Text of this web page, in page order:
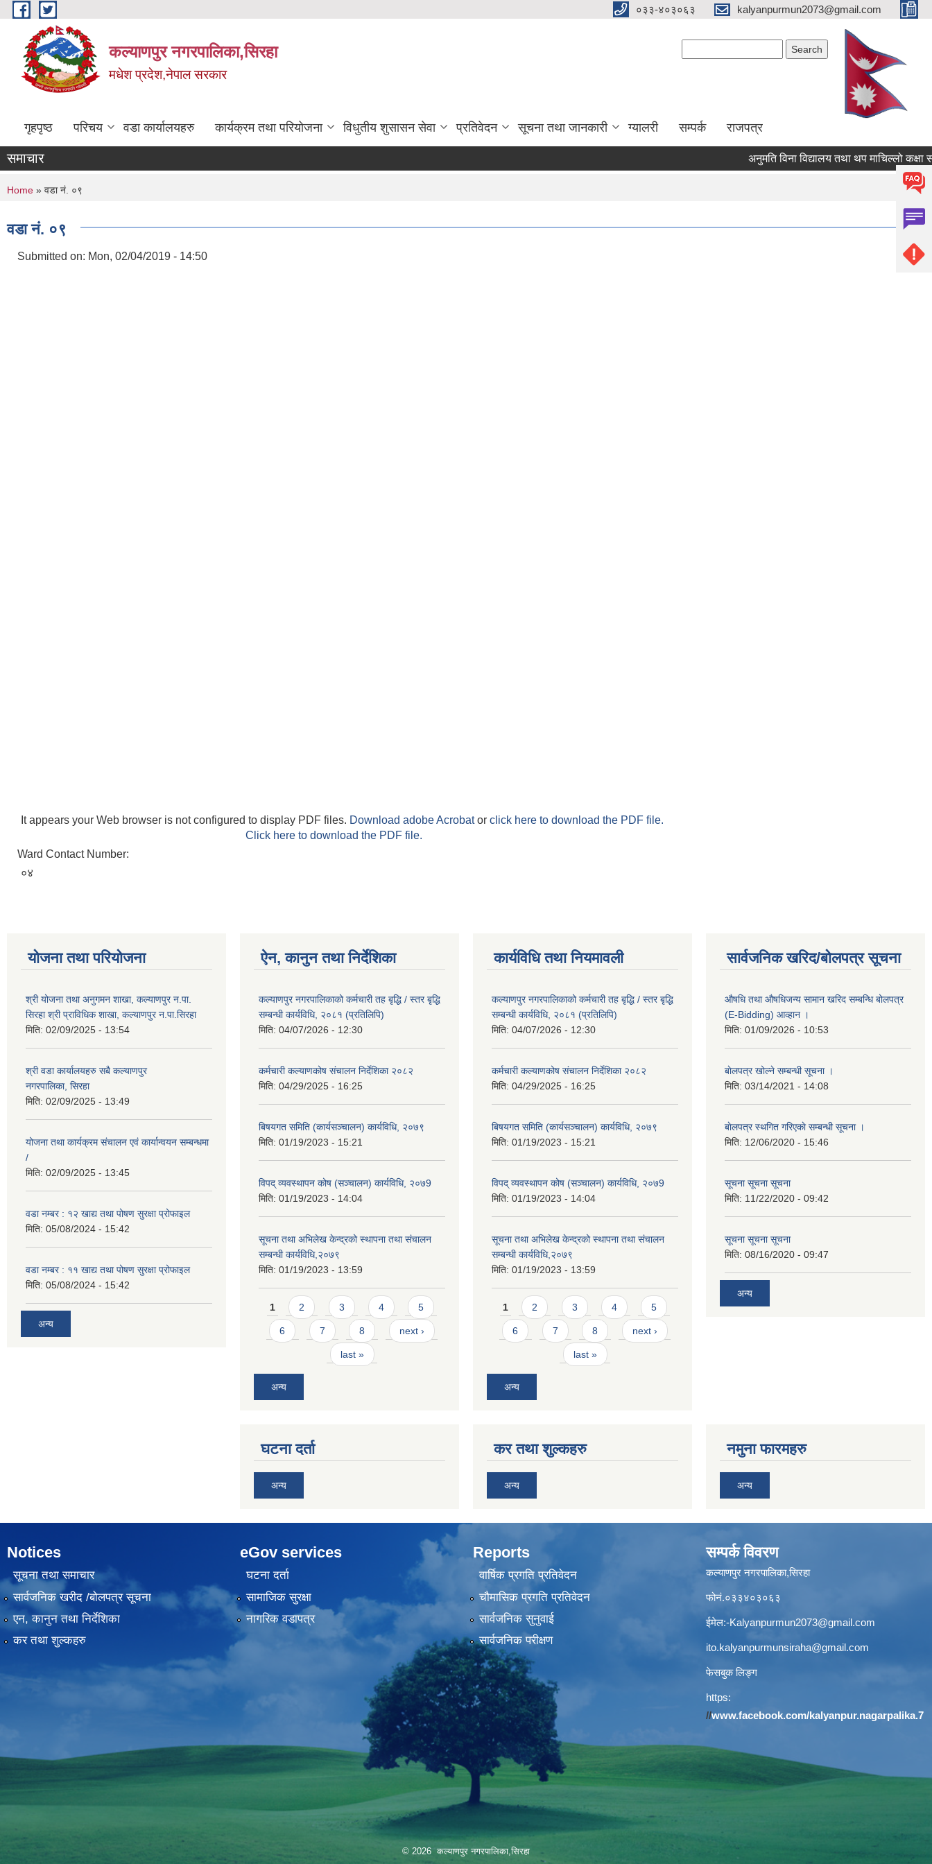
Skip to main content ०३३-४०३०६३ kalyanpurmun2073@gmail.com
कल्याणपुर नगरपालिका,सिरहा
मधेश प्रदेश,नेपाल सरकार
गृहपृष्ठ परिचय वडा कार्यालयहरु कार्यक्रम तथा परियोजना विधुतीय शुसासन सेवा प्रतिवेदन सूचना तथा जानकारी ग्यालरी सम्पर्क राजपत्र
समाचार अनुमति विना विद्यालय तथा थप माचिल्लो कक्षा
You are here
Home » वडा नं. ०९
वडा नं. ०९
Submitted on: Mon, 02/04/2019 - 14:50
It appears your Web browser is not configured to display PDF files. Download adobe Acrobator click here to download the PDF file.
Click here to download the PDF file.
Ward Contact Number:
०४
योजना तथा परियोजना
श्री योजना तथा अनुगमन शाखा, कल्याणपुर न.पा.
सिरहा श्री प्राविधिक शाखा, कल्याणपुर न.पा.सिरहा
मिति: 02/09/2025 - 13:54
श्री वडा कार्यालयहरु सबै कल्याणपुर
नगरपालिका, सिरहा
मिति: 02/09/2025 - 13:49
योजना तथा कार्यक्रम संचालन एवं कार्यान्वयन सम्बन्धमा
/
मिति: 02/09/2025 - 13:45
वडा नम्बर : १२ खाद्य तथा पोषण सुरक्षा प्रोफाइल
मिति: 05/08/2024 - 15:42
वडा नम्बर : ११ खाद्य तथा पोषण सुरक्षा प्रोफाइल
मिति: 05/08/2024 - 15:42
अन्य
ऐन, कानुन तथा निर्देशिका
कल्याणपुर नगरपालिकाको कर्मचारी तह बृद्धि / स्तर बृद्धि
सम्बन्धी कार्यविधि, २०८१ (प्रतिलिपि)
मिति: 04/07/2026 - 12:30
कर्मचारी कल्याणकोष संचालन निर्देशिका २०८२
मिति: 04/29/2025 - 16:25
बिषयगत समिति (कार्यसञ्चालन) कार्यविधि, २०७९
मिति: 01/19/2023 - 15:21
विपद् व्यवस्थापन कोष (सञ्चालन) कार्यविधि, २०७9
मिति: 01/19/2023 - 14:04
सूचना तथा अभिलेख केन्द्रको स्थापना तथा संचालन
सम्बन्धी कार्यविधि,२०७९
मिति: 01/19/2023 - 13:59
Pages
1 2 3 4 5
6 7 8 next ›
last »
अन्य
कार्यविधि तथा नियमावली
कल्याणपुर नगरपालिकाको कर्मचारी तह बृद्धि / स्तर बृद्धि
सम्बन्धी कार्यविधि, २०८१ (प्रतिलिपि)
मिति: 04/07/2026 - 12:30
कर्मचारी कल्याणकोष संचालन निर्देशिका २०८२
मिति: 04/29/2025 - 16:25
बिषयगत समिति (कार्यसञ्चालन) कार्यविधि, २०७९
मिति: 01/19/2023 - 15:21
विपद् व्यवस्थापन कोष (सञ्चालन) कार्यविधि, २०७9
मिति: 01/19/2023 - 14:04
सूचना तथा अभिलेख केन्द्रको स्थापना तथा संचालन
सम्बन्धी कार्यविधि,२०७९
मिति: 01/19/2023 - 13:59
Pages
1 2 3 4 5
6 7 8 next ›
last »
अन्य
सार्वजनिक खरिद/बोलपत्र सूचना
औषधि तथा औषधिजन्य सामान खरिद सम्बन्धि बोलपत्र
(E-Bidding) आव्हान ।
मिति: 01/09/2026 - 10:53
बाेलपत्र खोल्ने सम्बन्धी सूचना ।
मिति: 03/14/2021 - 14:08
बाेलपत्र स्थगित गरिएकाे सम्बन्धी सूचना ।
मिति: 12/06/2020 - 15:46
सूचना सूचना सूचना
मिति: 11/22/2020 - 09:42
सूचना सूचना सूचना
मिति: 08/16/2020 - 09:47
अन्य
घटना दर्ता
अन्य
कर तथा शुल्कहरु
अन्य
नमुना फारमहरु
अन्य
Notices
सूचना तथा समाचार
सार्वजनिक खरीद /बोलपत्र सूचना
एन, कानुन तथा निर्देशिका
कर तथा शुल्कहरु
eGov services
घटना दर्ता
सामाजिक सुरक्षा
नागरिक वडापत्र
Reports
वार्षिक प्रगति प्रतिवेदन
चौमासिक प्रगति प्रतिवेदन
सार्वजनिक सुनुवाई
सार्वजनिक परीक्षण
सम्पर्क विवरण
कल्याणपुर नगरपालिका,सिरहा
फोनं.०३३४०३०६३
ईमेल:-Kalyanpurmun2073@gmail.com
ito.kalyanpurmunsiraha@gmail.com
फेसबुक लिङ्ग
https:
//www.facebook.com/kalyanpur.nagarpalika.7
© 2026 कल्याणपुर नगरपालिका,सिरहा